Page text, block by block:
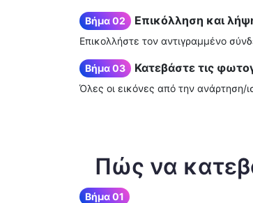
Βήμα 02 Επικόλληση και
Επικολλήστε τον αντιγραμμένο
Βήμα 03 Κατεβάστε τις
Όλες οι εικόνες από την ανάρτηση/
Πώς να
Βήμα 01